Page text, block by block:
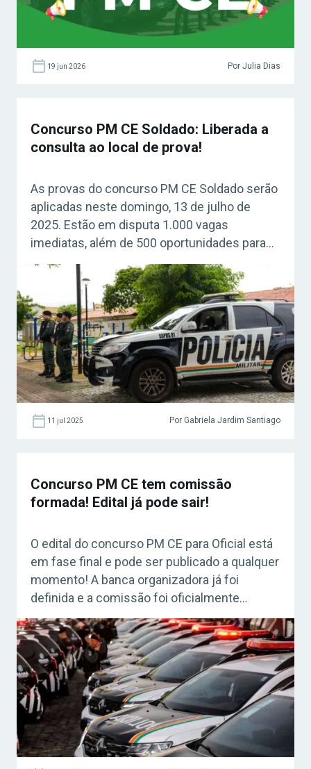
19 jun 2026 Por Julia Dias
Concurso PM CE Soldado: Liberada a
consulta ao local de prova!
As provas do concurso PM CE Soldado serão
aplicadas neste domingo, 13 de julho de
2025. Estão em disputa 1.000 vagas
imediatas, além de 500 oportunidades para
formação de cadastro reserva. O cargo exige
nível médio completo. Confira como
consultar o local de prova e as principais
orientações para o dia da avaliação!
11 jul 2025 Por Gabriela Jardim Santiago
Concurso PM CE tem comissão
formada! Edital já pode sair!
O edital do concurso PM CE para Oficial está
em fase final e pode ser publicado a qualquer
momento! A banca organizadora já foi
definida e a comissão foi oficialmente
formada em 10 de junho. Serão ofertadas 24
vagas para o cargo de 2º Tenente do Quadro
de Oficiais Complementares. Confira!